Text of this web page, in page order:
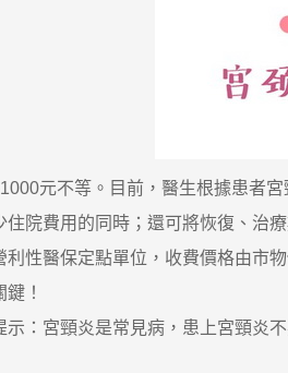
元不等。目前，醫生根據患者宮
院費用的同時；還可將恢復、治
醫保定點單位，收費價格由市物
！
宮頸炎是常見病，患上宮頸炎不